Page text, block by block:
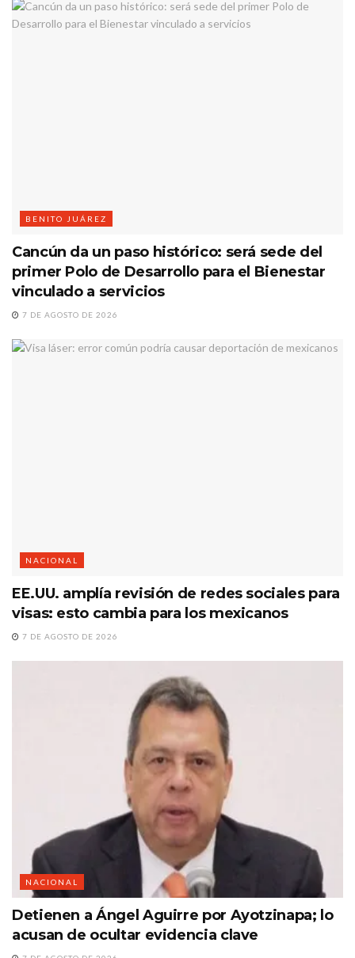
BENITO JUÁREZ
Cancún da un paso histórico: será sede del
primer Polo de Desarrollo para el Bienestar
vinculado a servicios
7 DE AGOSTO DE 2026
NACIONAL
EE.UU. amplía revisión de redes sociales para
visas: esto cambia para los mexicanos
7 DE AGOSTO DE 2026
NACIONAL
Detienen a Ángel Aguirre por Ayotzinapa; lo
acusan de ocultar evidencia clave